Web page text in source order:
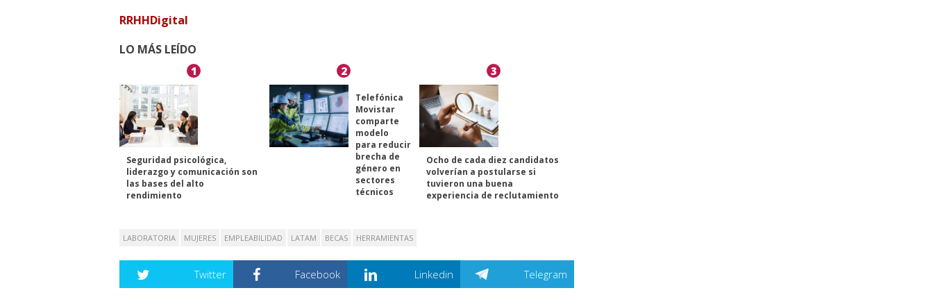
RRHHDigital
LO MÁS LEÍDO
1
Seguridad psicológica,
liderazgo y comunicación son
las bases del alto
rendimiento
2
Telefónica
Movistar
comparte
modelo
para reducir
brecha de
género en
sectores
técnicos
3
Ocho de cada diez candidatos
volverían a postularse si
tuvieron una buena
experiencia de reclutamiento
LABORATORIA MUJERES EMPLEABILIDAD LATAM BECAS HERRAMIENTAS
Twitter Facebook Linkedin Telegram